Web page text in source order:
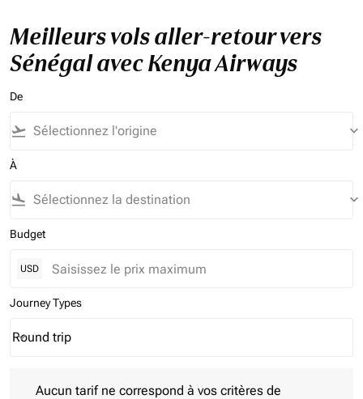
Meilleurs vols aller-retour vers
Sénégal avec Kenya Airways
De
flight_takeoff keyboard_arrow_down
À
flight_land keyboard_arrow_down
Budget
USD
Journey Types
Journey Types option Round trip Selected
Round trip
keyboard_arrow_down
Aucun tarif ne correspond à vos critères de